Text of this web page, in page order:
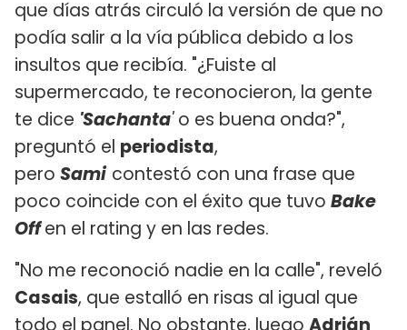
que días atrás circuló la versión de que no
podía salir a la vía pública debido a los
insultos que recibía. "¿Fuiste al
supermercado, te reconocieron, la gente
te dice 'Sachanta'o es buena onda?",
preguntó el periodista,
pero Sami contestó con una frase que
poco coincide con el éxito que tuvo Bake
Offen el rating y en las redes.
"No me reconoció nadie en la calle", reveló
Casais, que estalló en risas al igual que
todo el panel. No obstante, luego Adrián